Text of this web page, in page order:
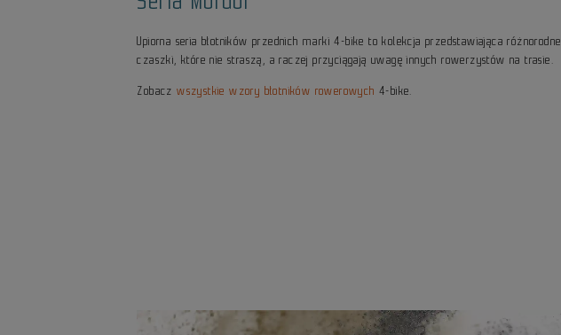
Upiorna seria błotników przednich marki 4-bike to kolekcja przedstawiająca różnorodne
czaszki, które nie straszą, a raczej przyciągają uwagę innych rowerzystów na trasie.
Zobaczwszystkie wzory błotników rowerowych 4-bike.